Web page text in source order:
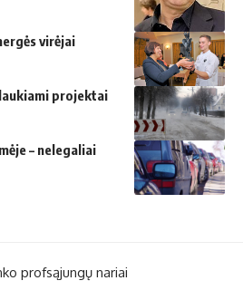
virėjai
projektai
– nelegaliai
profsąjungų nariai